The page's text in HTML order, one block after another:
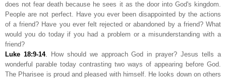
does not fear death because he sees it as the door into God's kingdom.
People are not perfect. Have you ever been disappointed by the actions
of a friend? Have you ever felt rejected or abandoned by a friend? What
would you do today if you had a problem or a misunderstanding with a
friend?
Luke 18:9-14. How should we approach God in prayer? Jesus tells a
wonderful parable today contrasting two ways of appearing before God.
The Pharisee is proud and pleased with himself. He looks down on others